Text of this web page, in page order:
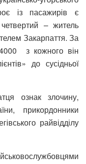
із пасажирів є
– житель
Закарпаття. За
з кожного він
до сусідньої
ознак злочину,
прикордонники
райвідділу